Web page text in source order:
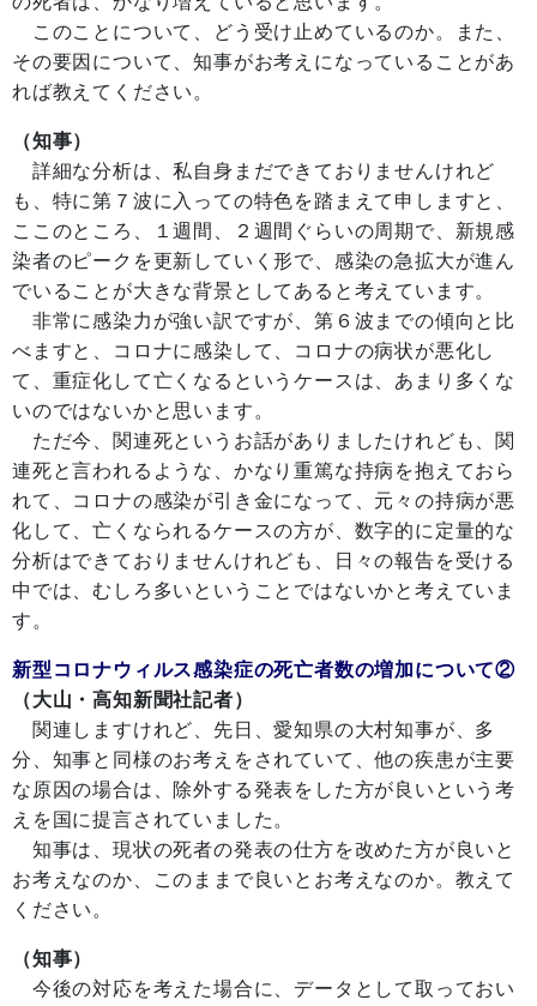
このことについて、どう受け止めているのか。また、
その要因について、知事がお考えになっていることがあ
れば教えてください。
（知事）
詳細な分析は、私自身まだできておりませんけれど
も、特に第７波に入っての特色を踏まえて申しますと、
ここのところ、１週間、２週間ぐらいの周期で、新規感
染者のピークを更新していく形で、感染の急拡大が進ん
でいることが大きな背景としてあると考えています。
非常に感染力が強い訳ですが、第６波までの傾向と比
べますと、コロナに感染して、コロナの病状が悪化し
て、重症化して亡くなるというケースは、あまり多くな
いのではないかと思います。
ただ今、関連死というお話がありましたけれども、関
連死と言われるような、かなり重篤な持病を抱えておら
れて、コロナの感染が引き金になって、元々の持病が悪
化して、亡くなられるケースの方が、数字的に定量的な
分析はできておりませんけれども、日々の報告を受ける
中では、むしろ多いということではないかと考えていま
す。
新型コロナウィルス感染症の死亡者数の増加について②
（大山・高知新聞社記者）
関連しますけれど、先日、愛知県の大村知事が、多
分、知事と同様のお考えをされていて、他の疾患が主要
な原因の場合は、除外する発表をした方が良いという考
えを国に提言されていました。
知事は、現状の死者の発表の仕方を改めた方が良いと
お考えなのか、このままで良いとお考えなのか。教えて
ください。
（知事）
今後の対応を考えた場合に、データとして取っておい